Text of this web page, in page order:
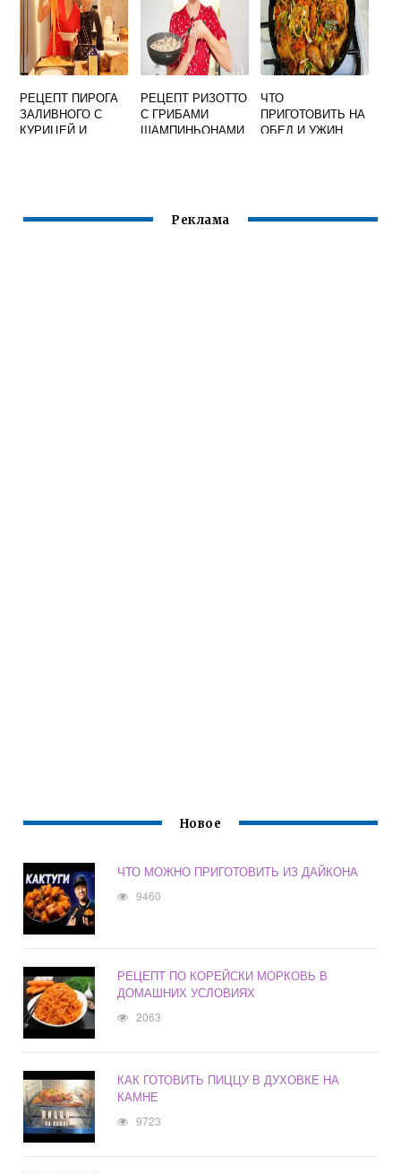
РЕЦЕПТ ПИРОГА
ЗАЛИВНОГО С
КУРИЦЕЙ И
РЕЦЕПТ РИЗОТТО
С ГРИБАМИ
ШАМПИНЬОНАМИ
ЧТО
ПРИГОТОВИТЬ НА
ОБЕД И УЖИН
Реклама
Новое
ЧТО МОЖНО ПРИГОТОВИТЬ ИЗ ДАЙКОНА
9460
РЕЦЕПТ ПО КОРЕЙСКИ МОРКОВЬ В
ДОМАШНИХ УСЛОВИЯХ
2063
КАК ГОТОВИТЬ ПИЦЦУ В ДУХОВКЕ НА
КАМНЕ
9723